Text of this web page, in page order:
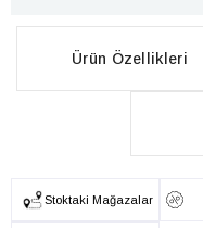
Ürün Özellikleri
Stoktaki Mağazalar